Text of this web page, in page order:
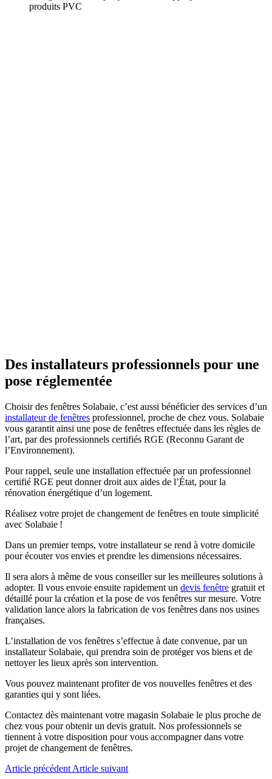
produits PVC
Des installateurs professionnels pour une
pose réglementée
Choisir des fenêtres Solabaie, c’est aussi bénéficier des services d’un
installateur de fenêtres professionnel, proche de chez vous. Solabaie
vous garantit ainsi une pose de fenêtres effectuée dans les règles de
l’art, par des professionnels certifiés RGE (Reconnu Garant de
l’Environnement).
Pour rappel, seule une installation effectuée par un professionnel
certifié RGE peut donner droit aux aides de l’֤État, pour la
rénovation énergétique d’un logement.
Réalisez votre projet de changement de fenêtres en toute simplicité
avec Solabaie !
Dans un premier temps, votre installateur se rend à votre domicile
pour écouter vos envies et prendre les dimensions nécessaires.
Il sera alors à même de vous conseiller sur les meilleures solutions à
adopter. Il vous envoie ensuite rapidement un devis fenêtre gratuit et
détaillé pour la création et la pose de vos fenêtres sur mesure. Votre
validation lance alors la fabrication de vos fenêtres dans nos usines
françaises.
L’installation de vos fenêtres s’effectue à date convenue, par un
installateur Solabaie, qui prendra soin de protéger vos biens et de
nettoyer les lieux après son intervention.
Vous pouvez maintenant profiter de vos nouvelles fenêtres et des
garanties qui y sont liées.
Contactez dès maintenant votre magasin Solabaie le plus proche de
chez vous pour obtenir un devis gratuit. Nos professionnels se
tiennent à votre disposition pour vous accompagner dans votre
projet de changement de fenêtres.
Article précédent Article suivant